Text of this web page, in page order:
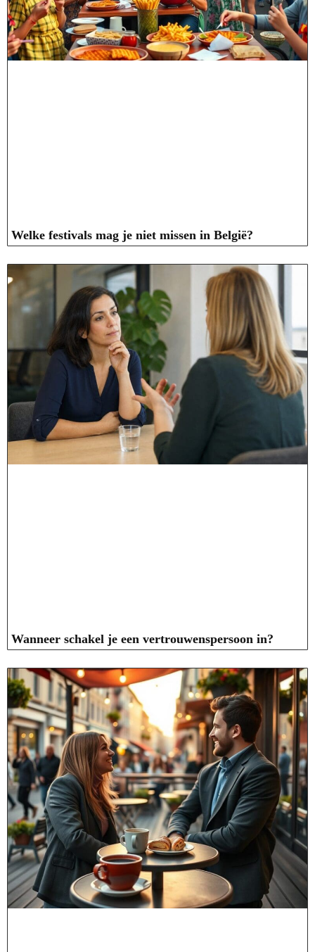
Welke festivals mag je niet missen in België?
Wanneer schakel je een vertrouwenspersoon in?